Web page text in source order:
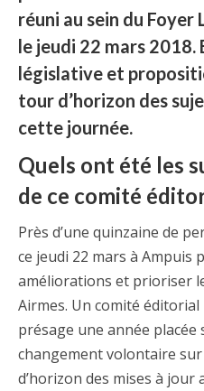
réuni au sein du Foyer
le jeudi 22 mars
législative et
tour d’horizon des
cette journée.
Quels ont été les
de ce comité
Près d’une quinzaine de
ce jeudi 22 mars à Ampuis
améliorations et prioriser
Airmes. Un comité
présage une année placée
changement volontaire
d’horizon des mises à jour